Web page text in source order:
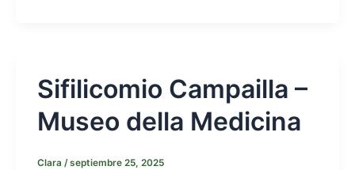
Sifilicomio Campailla –
Museo della Medicina
Clara /septiembre 25, 2025